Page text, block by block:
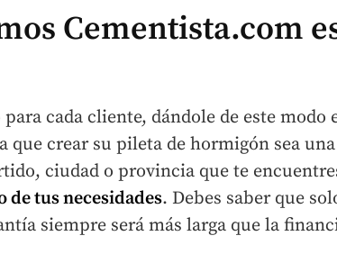
Cementista.com
cada cliente, dándole de este modo
que crear su pileta de hormigón sea
ciudad o provincia que te
de tus necesidades. Debes saber que
siempre será más larga que la